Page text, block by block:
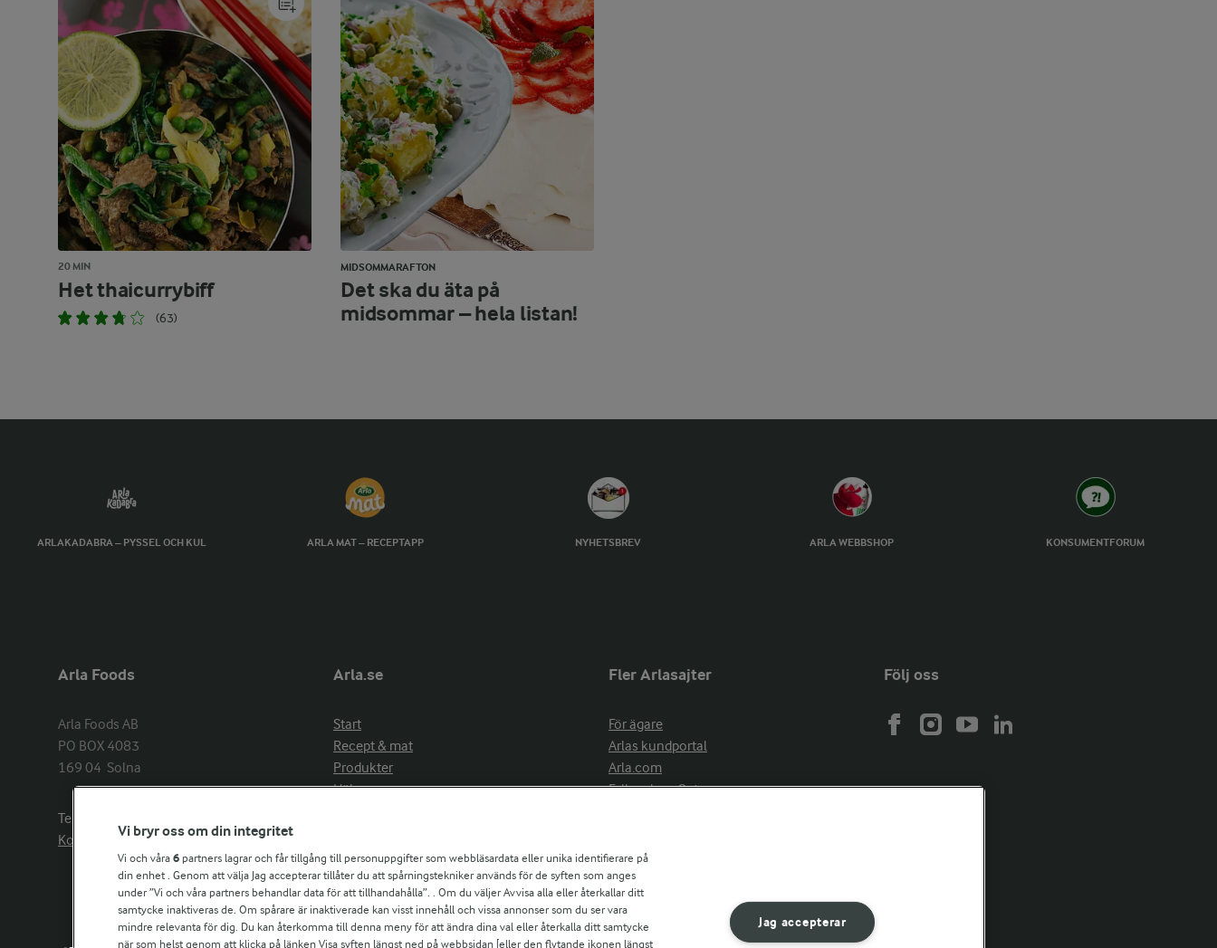
20 MIN
Het thaicurrybiff
(63)
MIDSOMMARAFTON
Det ska du äta på
midsommar – hela listan!
ARLAKADABRA – PYSSEL OCH KUL ARLA MAT – RECEPTAPP NYHETSBREV ARLA WEBBSHOP KONSUMENTFORUM
Arla Foods
Arla Foods AB
PO BOX 4083
169 04  Solna
Telefon:
Kontakta oss
Arla.se
Start
Recept & mat
Produkter
Hälsa
Aktuellt
Om Arla
Nyheter & press
Jobb & karriär
Kontakta oss
Fler Arlasajter
För ägare
Arlas kundportal
Arla.com
Falbygdens Ost
Följ oss
Vi bryr oss om din integritet
Vi och våra 6 partners lagrar och får tillgång till personuppgifter som webbläsardata eller unika identifierare på
din enhet . Genom att välja Jag accepterar tillåter du att spårningstekniker används för de syften som anges
under ”Vi och våra partners behandlar data för att tillhandahålla”. . Om du väljer Avvisa alla eller återkallar ditt
samtycke inaktiveras de. Om spårare är inaktiverade kan visst innehåll och vissa annonser som du ser vara
mindre relevanta för dig. Du kan återkomma till denna meny för att ändra dina val eller återkalla ditt samtycke
när som helst genom att klicka på länken Visa syften längst ned på webbsidan [eller den flytande ikonen längst
Jag accepterar